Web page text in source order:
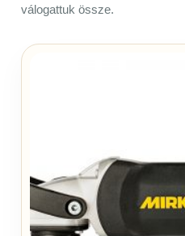
válogattuk össze.